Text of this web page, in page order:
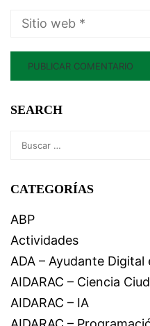
SEARCH
CATEGORÍAS
ABP
Actividades
ADA – Ayudante Digital
AIDARAC – Ciencia
AIDARAC – IA